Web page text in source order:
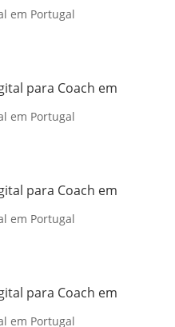
em Portugal
para Coach em
em Portugal
para Coach em
em Portugal
para Coach em
em Portugal